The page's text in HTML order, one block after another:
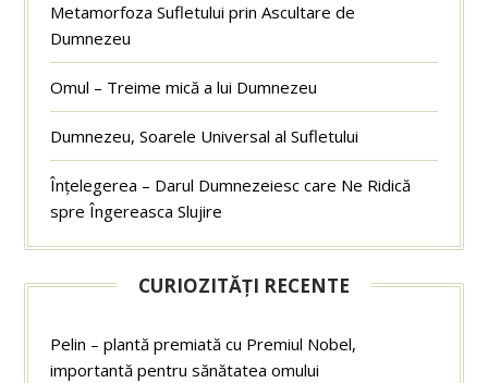
Metamorfoza Sufletului prin Ascultare de
Dumnezeu
Omul – Treime mică a lui Dumnezeu
Dumnezeu, Soarele Universal al Sufletului
Înțelegerea – Darul Dumnezeiesc care Ne Ridică
spre Îngereasca Slujire
CURIOZITĂȚI RECENTE
Pelin – plantă premiată cu Premiul Nobel,
importantă pentru sănătatea omului